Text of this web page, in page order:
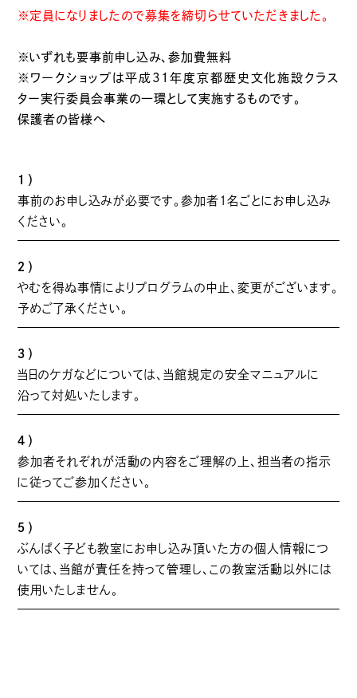
※定員になりましたので募集を締切らせていただきました。
※いずれも要事前申し込み、参加費無料
※ワークショップは平成31年度京都歴史文化施設クラス
ター実行委員会事業の一環として実施するものです。
保護者の皆様へ
１）
事前のお申し込みが必要です。参加者1名ごとにお申し込み
ください。
２）
やむを得ぬ事情によりプログラムの中止、変更がございます。
予めご了承ください。
３）
当日のケガなどについては、当館規定の安全マニュアルに
沿って対処いたします。
４）
参加者それぞれが活動の内容をご理解の上、担当者の指示
に従ってご参加ください。
５）
ぶんぱく子ども教室にお申し込み頂いた方の個人情報につ
いては、当館が責任を持って管理し、この教室活動以外には
使用いたしません。